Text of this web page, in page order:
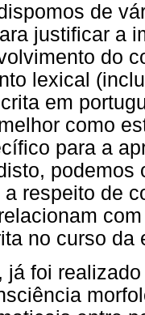
de
justificar a
do
lexical
em
como
para a
podemos
respeito de
no curso da
já foi